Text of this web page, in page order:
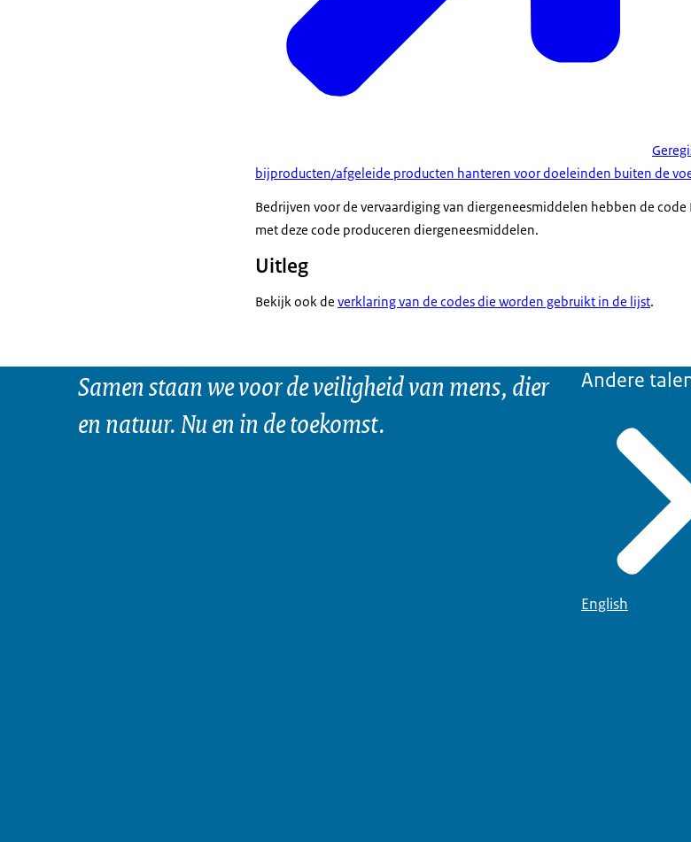
bijproducten/afgeleide producten hanteren voor doeleinden buiten de
Bedrijven voor de vervaardiging van diergeneesmiddelen hebben de code
met deze code produceren diergeneesmiddelen.
Uitleg
Bekijk ook de verklaring van de codes die worden gebruikt in de lijst.
Samen staan we voor de veiligheid van mens, dier
en natuur. Nu en in de toekomst.
Andere
English